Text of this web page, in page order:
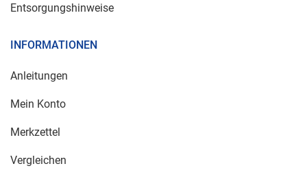
Entsorgungshinweise
INFORMATIONEN
Anleitungen
Mein Konto
Merkzettel
Vergleichen